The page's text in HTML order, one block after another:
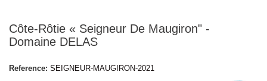
Côte-Rôtie « Seigneur De Maugiron" -
Domaine DELAS
Reference: SEIGNEUR-MAUGIRON-2021